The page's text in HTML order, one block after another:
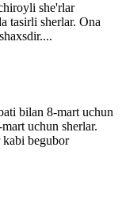
she'rlar
tasirli sherlar. Ona
bilan 8-mart uchun
uchun sherlar.
begubor